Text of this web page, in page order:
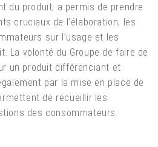
du produit, a permis de prendre
cruciaux de l’élaboration, les
sur l’usage et les
La volonté du Groupe de faire de
un produit différenciant et
par la mise en place de
de recueillir les
des consommateurs.